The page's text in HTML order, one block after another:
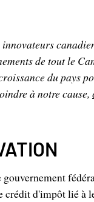
de tout le
du pays
à notre cause,
d'impôt lié à